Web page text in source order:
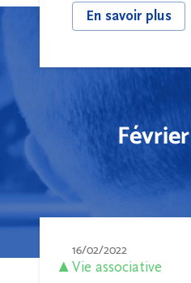
En savoir plus
16/02/2022
Vie associative